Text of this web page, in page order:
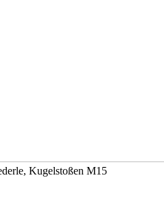
Kugelstoßen M15